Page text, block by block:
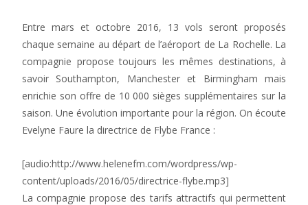
Entre mars et octobre 2016, 13 vols seront proposés
chaque semaine au départ de l’aéroport de La Rochelle. La
compagnie propose toujours les mêmes destinations, à
savoir Southampton, Manchester et Birmingham mais
enrichie son offre de 10 000 sièges supplémentaires sur la
saison. Une évolution importante pour la région. On écoute
Evelyne Faure la directrice de Flybe France :
[audio:http://www.helenefm.com/wordpress/wp-
content/uploads/2016/05/directrice-flybe.mp3]
La compagnie propose des tarifs attractifs qui permettent